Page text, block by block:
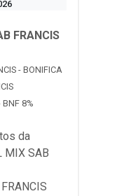
FRANCIS
- BONIFICA
BNF 8%
da
MIX SAB